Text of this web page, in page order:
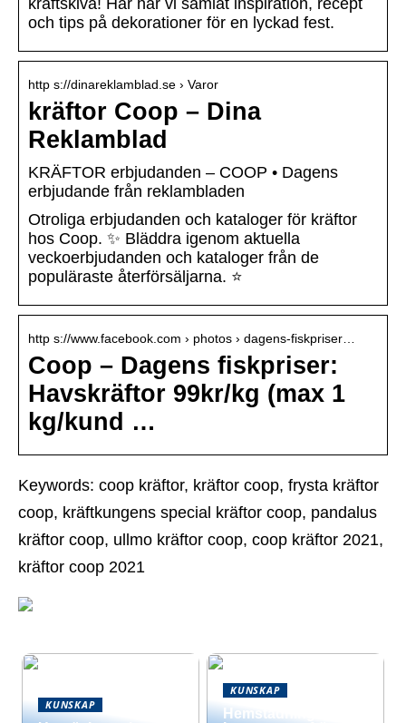
kräftskiva! Här har vi samlat inspiration, recept
och tips på dekorationer för en lyckad fest.
http s://dinareklamblad.se › Varor
kräftor Coop – Dina
Reklamblad
KRÄFTOR erbjudanden – COOP • Dagens
erbjudande från reklambladen
Otroliga erbjudanden och kataloger för kräftor
hos Coop. ✨ Bläddra igenom aktuella
veckoerbjudanden och kataloger från de
populäraste återförsäljarna. ⭐
http s://www.facebook.com › photos › dagens-fiskpriser…
Coop – Dagens fiskpriser:
Havskräftor 99kr/kg (max 1
kg/kund …
Keywords: coop kräftor, kräftor coop, frysta kräftor
coop, kräftkungens special kräftor coop, pandalus
kräftor coop, ullmo kräftor coop, coop kräftor 2021,
kräftor coop 2021
KUNSKAP
KUNSKAP
Hemstädning –